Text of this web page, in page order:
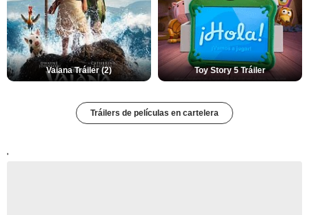
Vaiana Tráiler (2) Toy Story 5 Tráiler
Tráilers de películas en cartelera
'